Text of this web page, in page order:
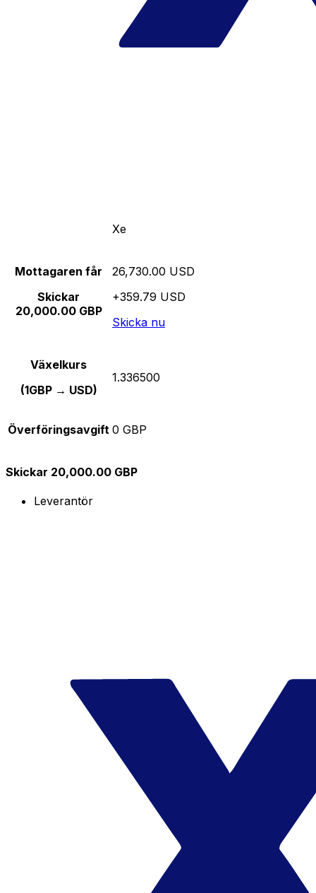
Xe
Mottagaren får
Skickar
20,000.00 GBP
26,730.00 USD
+359.79 USD
Skicka nu
Växelkurs
(1GBP → USD)
1.336500
Överföringsavgift 0 GBP
Skickar 20,000.00 GBP
Leverantör